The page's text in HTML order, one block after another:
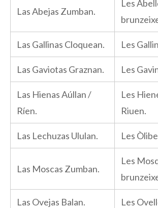
Las Abejas Zumban.
Les
Las Gallinas Cloquean. Les
Las Gaviotas Graznan. Les
Las Hienas Aúllan /
Ríen.
Les
Riuen.
Las Lechuzas Ululan. Les
Las Moscas Zumban.
Les
Las Ovejas Balan. Les